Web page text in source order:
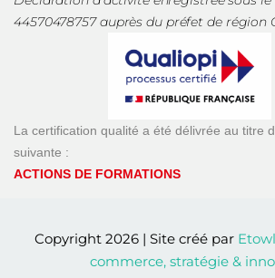
ACTIONS DE FORMATIONS
Copyright 2026 | Site créé par
commerce, stratégie &